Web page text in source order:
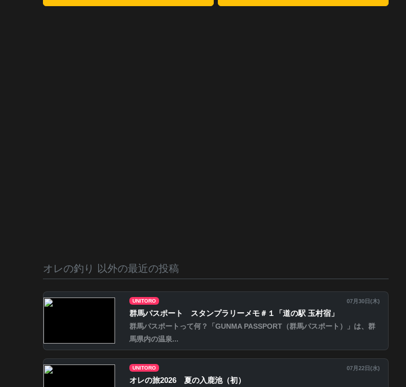
オレの釣り 以外の最近の投稿
UNITORO 07月30日(木)
群馬パスポート スタンプラリーメモ＃１「道の駅 玉村宿」
群馬パスポートって何？「GUNMA PASSPORT（群馬パスポート）」は、群
馬県内の温泉...
UNITORO 07月22日(水)
オレの旅2026 夏の入鹿池（初）